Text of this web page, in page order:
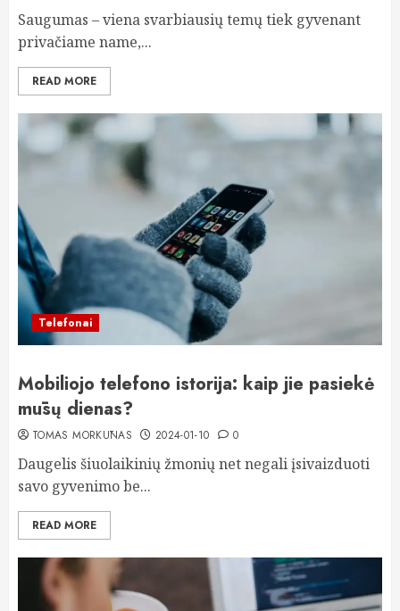
Saugumas – viena svarbiausių temų tiek gyvenant
privačiame name,...
READ MORE
Telefonai
Mobiliojo telefono istorija: kaip jie pasiekė
mūsų dienas?
TOMAS MORKŪNAS 2024-01-10 0
Daugelis šiuolaikinių žmonių net negali įsivaizduoti
savo gyvenimo be...
READ MORE